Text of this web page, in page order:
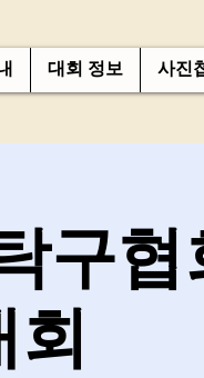
대회 정보 사진
구협
회